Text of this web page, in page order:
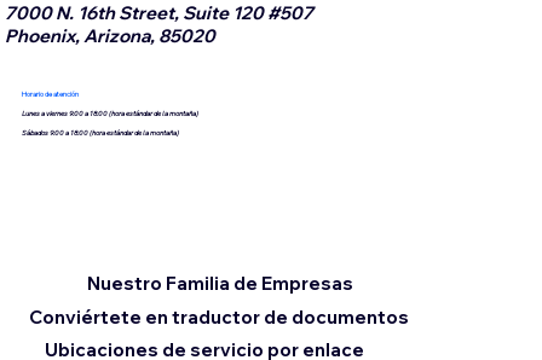
7000 N. 16th Street, Suite 120 #507
Phoenix, Arizona, 85020
Horario de atención
Lunes a viernes 9:00 a 18:00 (hora estándar de la montaña)
Sábados 9:00 a 18:00 (hora estándar de la montaña)
Conviértete en traductor de documentos
Ubicaciones de servicio por enlace
Nuestro Familia de Empresas